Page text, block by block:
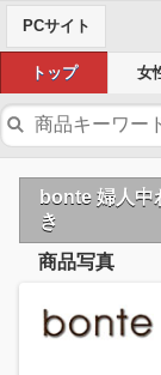
PCサイト
トップ 女
bonte 婦人中
き
商品写真